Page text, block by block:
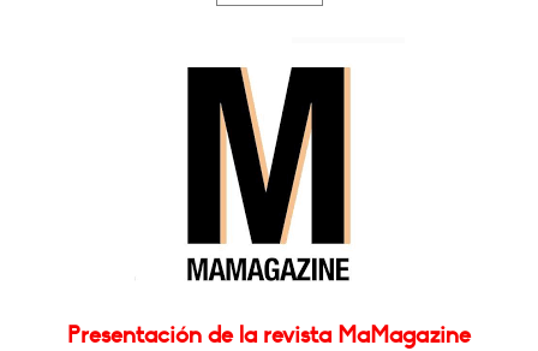
Presentación de la revista MaMagazine